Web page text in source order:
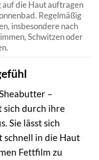
auf die Haut auftragen
Regelmäßig
insbesondere nach
Schwitzen oder
–
sich durch ihre
Sie lässt sich
schnell in die Haut
Fettfilm zu